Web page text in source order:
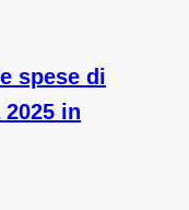
spese di
in